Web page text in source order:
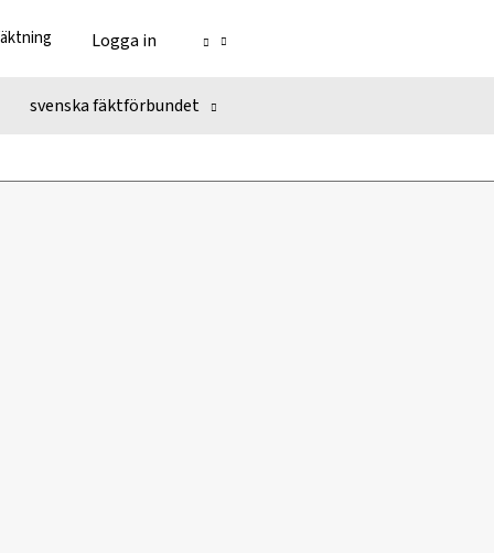
Logga in
svenska fäktförbundet